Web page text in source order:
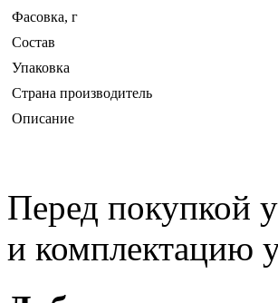
Фасовка, г
Состав
Упаковка
Страна производитель
Описание
Перед покупкой
и комплектацию